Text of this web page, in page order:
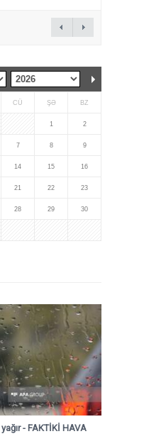
CÜ ŞƏ BZ
1 2
7 8 9
14 15 16
21 22 23
28 29 30
- FAKTİKİ HAVA